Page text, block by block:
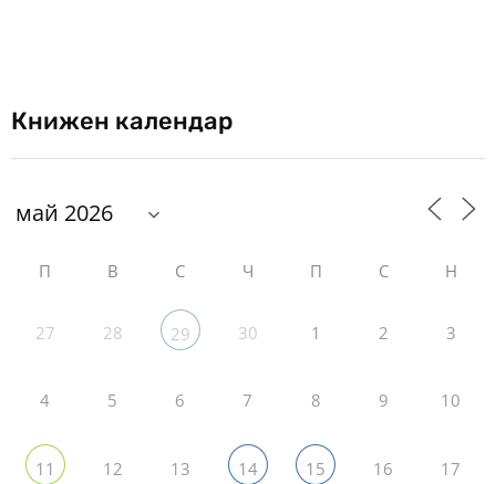
Книжен календар
П В С Ч П С Н
27 28 29 30 1 2 3
4 5 6 7 8 9 10
11 12 13 14 15 16 17